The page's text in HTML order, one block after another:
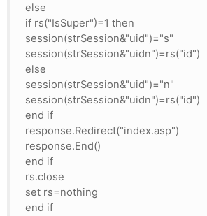
else
if rs("IsSuper")=1 then
session(strSession&"uid")="s"
session(strSession&"uidn")=rs("id")
else
session(strSession&"uid")="n"
session(strSession&"uidn")=rs("id")
end if
response.Redirect("index.asp")
response.End()
end if
rs.close
set rs=nothing
end if